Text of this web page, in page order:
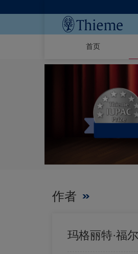
首页
作者
玛格丽特·福